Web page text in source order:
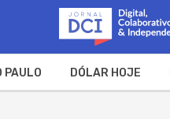
PAULO DÓLAR HOJE